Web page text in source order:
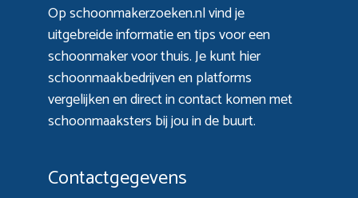
Op schoonmakerzoeken.nl vind je
uitgebreide informatie en tips voor een
schoonmaker voor thuis. Je kunt hier
schoonmaakbedrijven en platforms
vergelijken en direct in contact komen met
schoonmaaksters bij jou in de buurt.
Contactgegevens